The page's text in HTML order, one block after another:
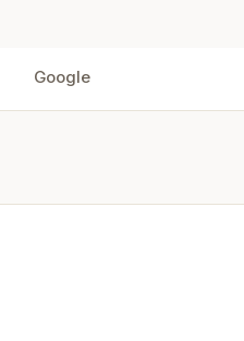
Google